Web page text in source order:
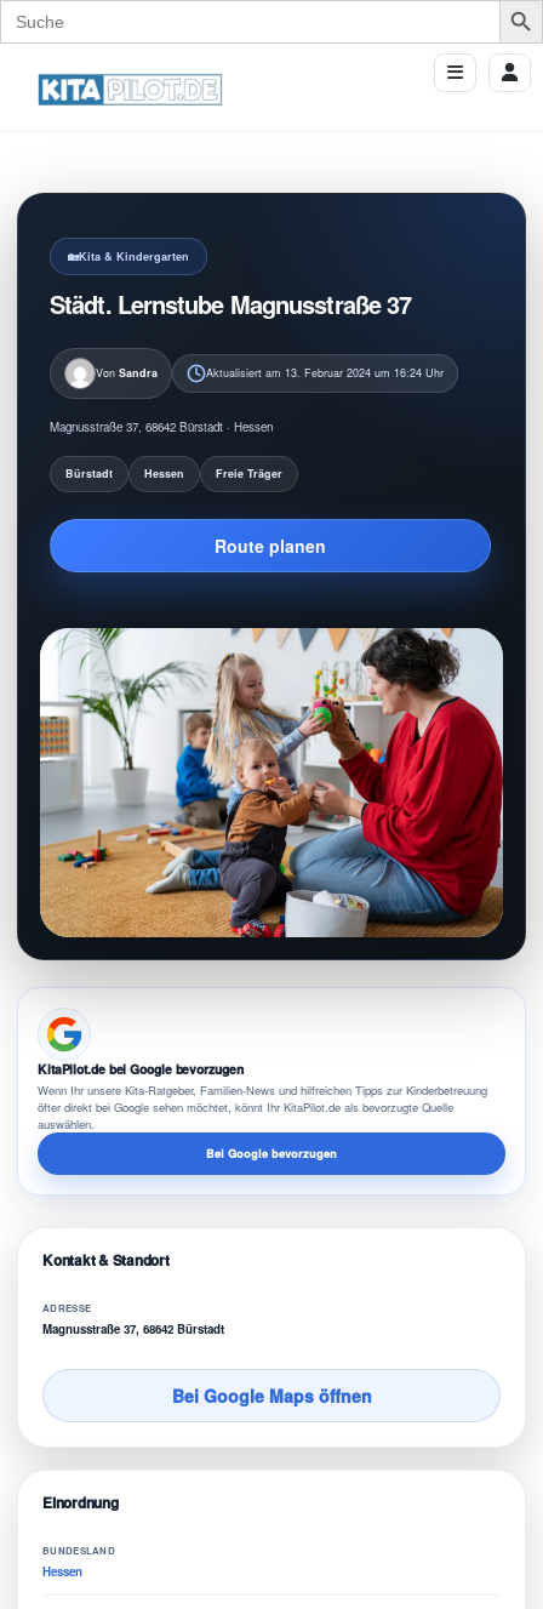
Search
for:
Kita & Kindergarten
Städt. Lernstube Magnusstraße 37
Von Sandra Aktualisiert am 13. Februar 2024 um 16:24 Uhr
Magnusstraße 37, 68642 Bürstadt · Hessen
Bürstadt Hessen Freie Träger
Route planen
KitaPilot.de bei Google bevorzugen
Wenn Ihr unsere Kita-Ratgeber, Familien-News und hilfreichen Tipps zur Kinderbetreuung
öfter direkt bei Google sehen möchtet, könnt Ihr KitaPilot.de als bevorzugte Quelle
auswählen.
Bei Google bevorzugen
Kontakt & Standort
ADRESSE
Magnusstraße 37, 68642 Bürstadt
Bei Google Maps öffnen
Einordnung
BUNDESLAND
Hessen